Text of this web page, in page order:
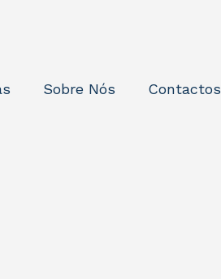
Sobre Nós Contactos